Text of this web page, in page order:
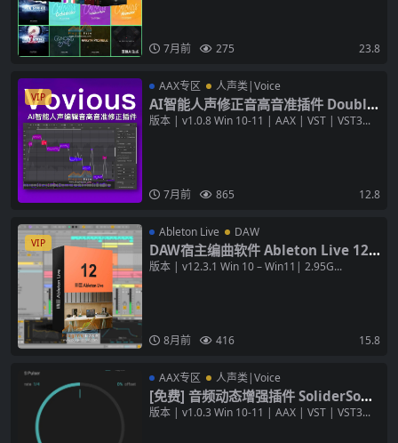
7月前 275 23.8
VIP
AAX专区 人声类|Voice
AI智能人声修正音高音准插件 Double
Pi Vovious v1.0.8 [WiN+MAC]
版本 | v1.0.8 Win 10-11 | AAX | VST | VST3...
7月前 865 12.8
VIP
Ableton Live DAW
DAW宿主编曲软件 Ableton Live 12 S
uite v12.3.1 [WiN+MAC] 数字音频工
版本 | v12.3.1 Win 10 – Win11| 2.95G...
8月前 416 15.8
AAX专区 人声类|Voice
[免费] 音频动态增强插件 SoliderSoun
d S Pulser v1.0.3 [WiN+MAC]
版本 | v1.0.3 Win 10-11 | AAX | VST | VST3...